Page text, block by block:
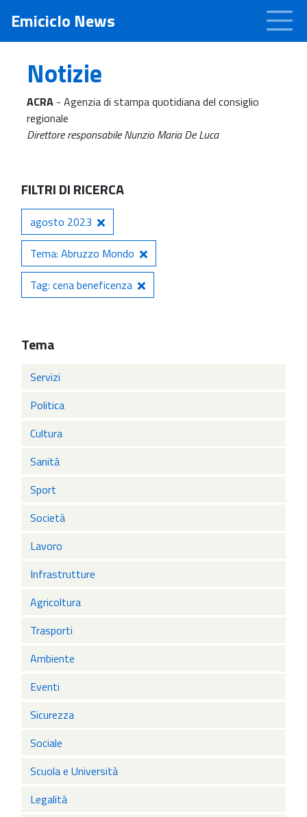
Emiciclo News
Notizie
ACRA - Agenzia di stampa quotidiana del consiglio
regionale
Direttore responsabile Nunzio Maria De Luca
FILTRI DI RICERCA
agosto 2023
Tema: Abruzzo Mondo
Tag: cena beneficenza
Tema
Servizi
Politica
Cultura
Sanità
Sport
Società
Lavoro
Infrastrutture
Agricoltura
Trasporti
Ambiente
Eventi
Sicurezza
Sociale
Scuola e Università
Legalità